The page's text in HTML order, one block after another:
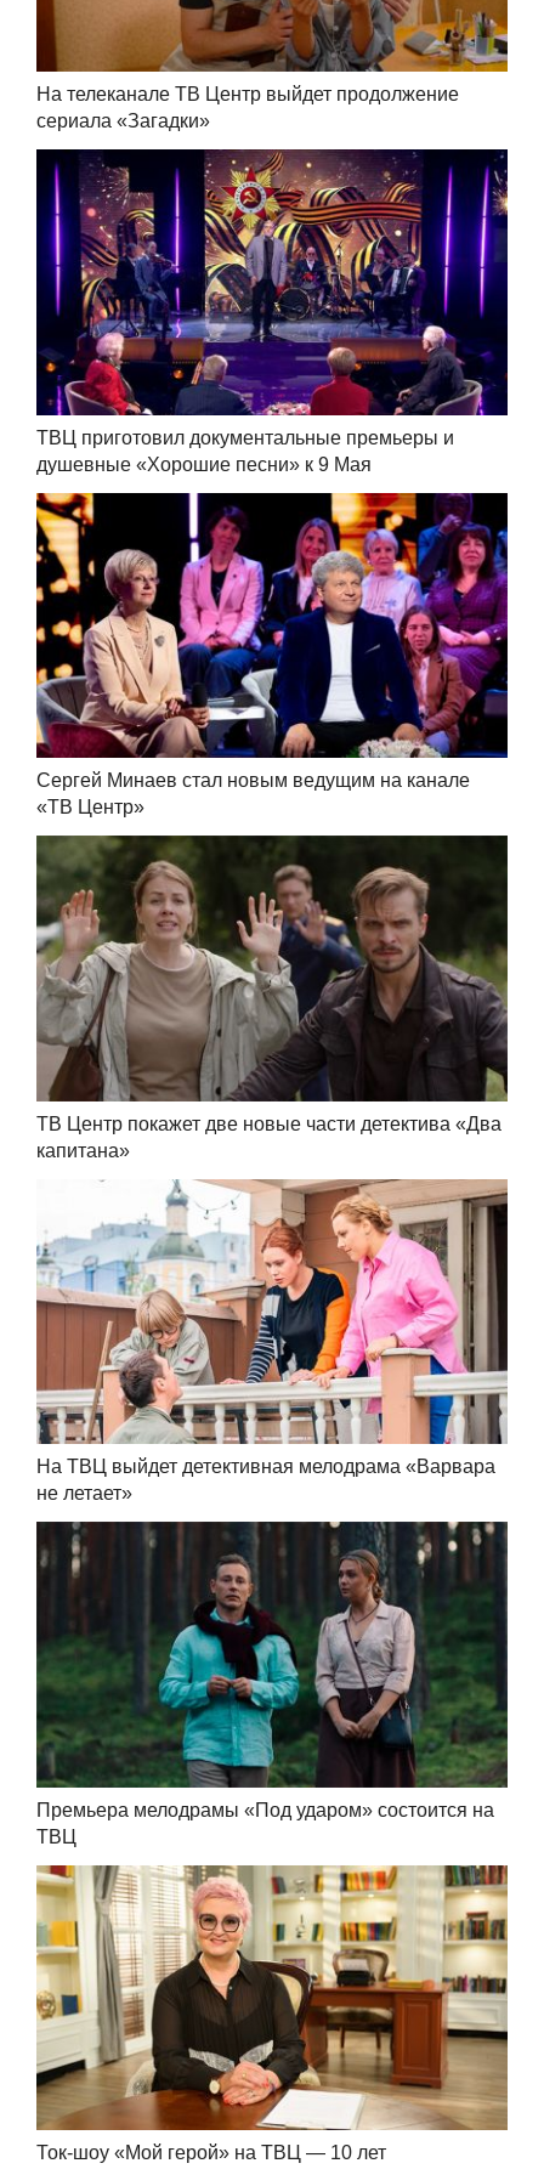
На телеканале ТВ Центр выйдет продолжение
сериала «Загадки»
ТВЦ приготовил документальные премьеры и
душевные «Хорошие песни» к 9 Мая
Сергей Минаев стал новым ведущим на канале
«ТВ Центр»
ТВ Центр покажет две новые части детектива «Два
капитана»
На ТВЦ выйдет детективная мелодрама «Варвара
не летает»
Премьера мелодрамы «Под ударом» состоится на
ТВЦ
Ток-шоу «Мой герой» на ТВЦ — 10 лет